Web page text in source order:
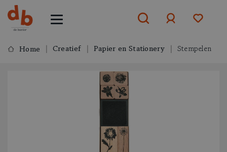
ofaanmelden
Home Creatief Papier en Stationery Stempelen